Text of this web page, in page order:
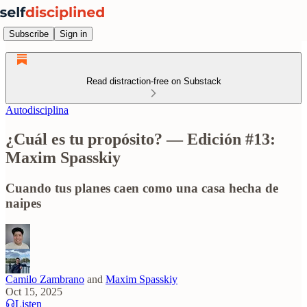
Subscribe Sign in
Read distraction-free on Substack
Autodisciplina
¿Cuál es tu propósito? — Edición #13:
Maxim Spasskiy
Cuando tus planes caen como una casa hecha de
naipes
Camilo Zambrano and Maxim Spasskiy
Oct 15, 2025
Listen